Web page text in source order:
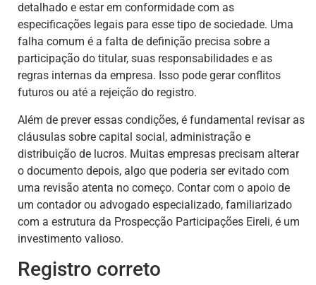
detalhado e estar em conformidade com as
especificações legais para esse tipo de sociedade. Uma
falha comum é a falta de definição precisa sobre a
participação do titular, suas responsabilidades e as
regras internas da empresa. Isso pode gerar conflitos
futuros ou até a rejeição do registro.
Além de prever essas condições, é fundamental revisar as
cláusulas sobre capital social, administração e
distribuição de lucros. Muitas empresas precisam alterar
o documento depois, algo que poderia ser evitado com
uma revisão atenta no começo. Contar com o apoio de
um contador ou advogado especializado, familiarizado
com a estrutura da Prospecção Participações Eireli, é um
investimento valioso.
Registro correto